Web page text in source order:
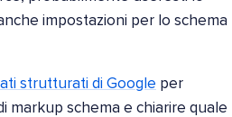
impostazioni per lo schema
strutturati di Google per
markup schema e chiarire quale